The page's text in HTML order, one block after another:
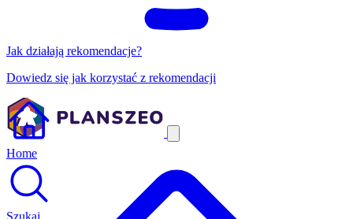
Jak działają rekomendacje?
Dowiedz się jak korzystać z rekomendacji
Home
Szukaj